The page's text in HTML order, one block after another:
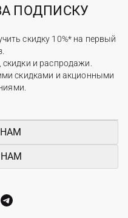
ПОДПИСКУ
скидку 10%* на первый
и распродажи.
скидками и акционными